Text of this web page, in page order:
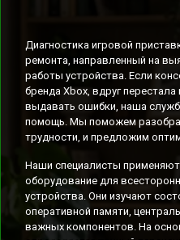
Диагностика игровой
ремонта, направленный на
работы устройства. Если
бренда Xbox, вдруг
выдавать ошибки, наша
помощь. Мы поможем
трудности, и предложим
Наши специалисты
оборудование для
устройства. Они изучают
оперативной памяти,
важных компонентов. На